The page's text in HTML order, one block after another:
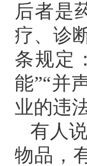
后者是
疗、诊
条规定
能”“并
业的违
有人
物品，